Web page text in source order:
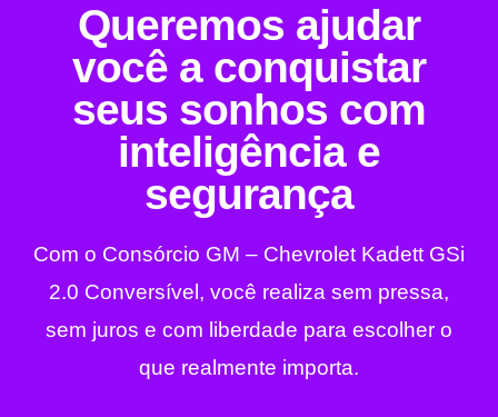
Queremos ajudar
você a conquistar
seus sonhos com
inteligência e
segurança
Com o Consórcio GM – Chevrolet Kadett GSi
2.0 Conversível, você realiza sem pressa,
sem juros e com liberdade para escolher o
que realmente importa.